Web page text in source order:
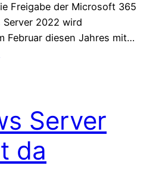
Freigabe der Microsoft 365
2022 wird
Februar diesen Jahres mit…
Server
da